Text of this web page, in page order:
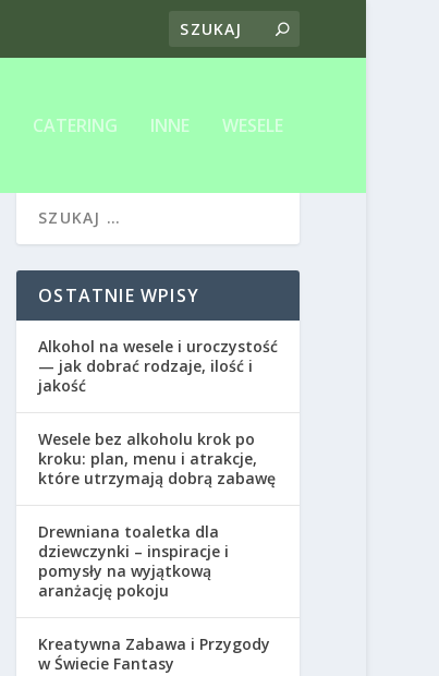
CATERING INNE WESELE
OSTATNIE WPISY
Alkohol na wesele i uroczystość
— jak dobrać rodzaje, ilość i
jakość
Wesele bez alkoholu krok po
kroku: plan, menu i atrakcje,
które utrzymają dobrą zabawę
Drewniana toaletka dla
dziewczynki – inspiracje i
pomysły na wyjątkową
aranżację pokoju
Kreatywna Zabawa i Przygody
w Świecie Fantasy